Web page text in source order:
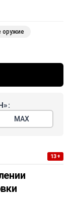
оружие
МАХ
13+